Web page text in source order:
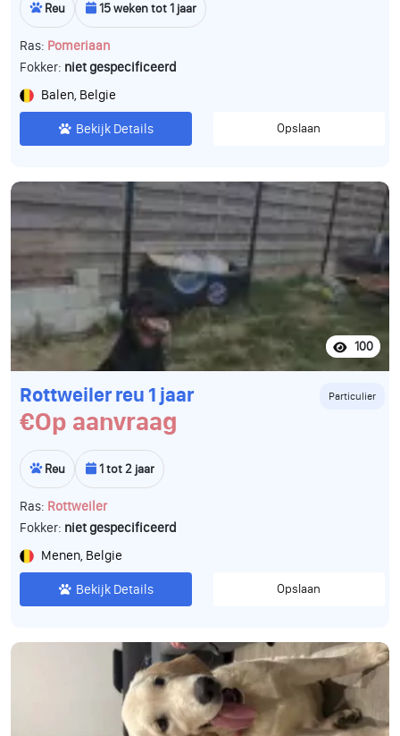
Reu 15 weken tot 1 jaar
Ras: Pomeriaan
Fokker: niet gespecificeerd
Balen, Belgie
Bekijk Details Opslaan
100
Rottweiler reu 1 jaar Particulier
€Op aanvraag
Reu 1 tot 2 jaar
Ras: Rottweiler
Fokker: niet gespecificeerd
Menen, Belgie
Bekijk Details Opslaan